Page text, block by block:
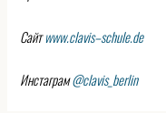
Сайтwww.clavis–schule.de
Инстаграм@clavis_berlin